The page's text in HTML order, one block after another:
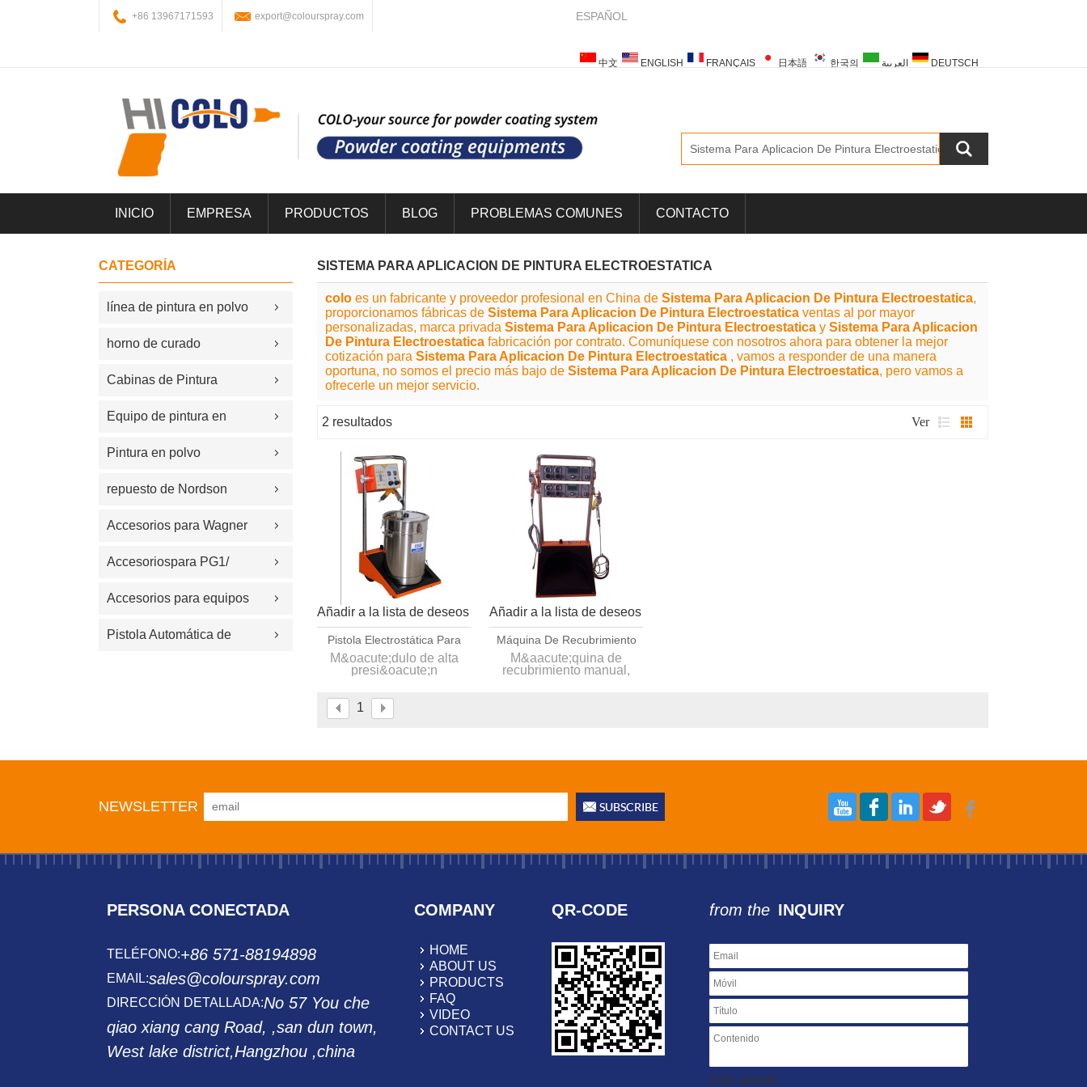
+86 13967171593 export@colourspray.com ESPAÑOL
中文 ENGLISH FRANÇAIS 日本語 한국의 العربية DEUTSCH
INICIO EMPRESA PRODUCTOS BLOG PROBLEMAS COMUNES CONTACTO
CATEGORÍA
línea de pintura en polvo
horno de curado
Cabinas de Pintura
Equipo de pintura en
polvo
Pintura en polvo
electrost&#225;tica
repuesto de Nordson
Accesorios para Wagner
Accesoriospara PG1/
PG2A/Easyselect/OPTI
Accesorios para equipos
de recubrimiento
Pistola Automática de
SISTEMA PARA APLICACION DE PINTURA ELECTROESTATICA
colo es un fabricante y proveedor profesional en China de Sistema Para Aplicacion De Pintura Electroestatica,
proporcionamos fábricas de Sistema Para Aplicacion De Pintura Electroestatica ventas al por mayor
personalizadas, marca privada Sistema Para Aplicacion De Pintura Electroestatica y Sistema Para Aplicacion
De Pintura Electroestatica fabricación por contrato. Comuníquese con nosotros ahora para obtener la mejor
cotización para Sistema Para Aplicacion De Pintura Electroestatica , vamos a responder de una manera
oportuna, no somos el precio más bajo de Sistema Para Aplicacion De Pintura Electroestatica, pero vamos a
ofrecerle un mejor servicio.
2 resultados Ver
escaparate
Añadir a la lista de deseos
Pistola Electrostática Para
Pintar En Polvo Modelo
Inteligente
M&oacute;dulo de alta
presi&oacute;n
Bajo consumo de
electrost&aacute;tica
Añadir a la lista de deseos
Máquina De Recubrimiento
En Polvo Electrostático De
Sistema Dual Colo-500H-2
M&aacute;quina de
recubrimiento manual,
1
NEWSLETTER
PERSONA CONECTADA
TELÉFONO:+86 571-88194898
EMAIL:sales@colourspray.com
DIRECCIÓN DETALLADA:No 57 You che
qiao xiang cang Road, ,san dun town,
West lake district,Hangzhou ,china
COMPANY
HOME
ABOUT US
PRODUCTS
FAQ
VIDEO
CONTACT US
QR-CODE from the INQUIRY
Solo admite